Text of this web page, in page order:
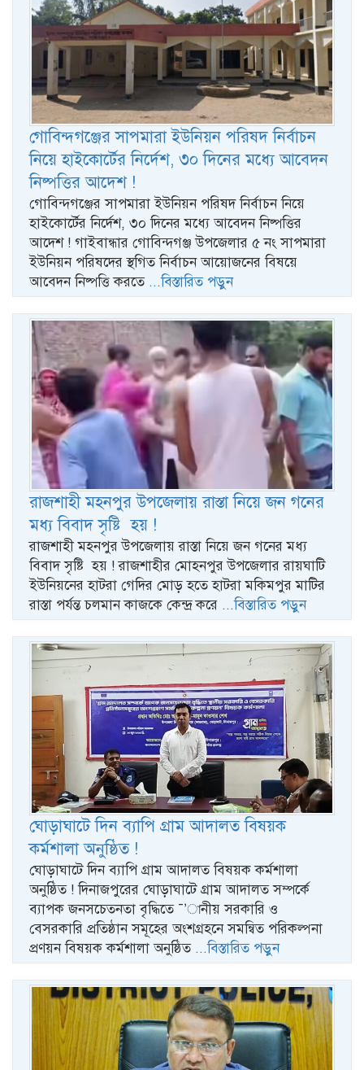
গোবিন্দগঞ্জের সাপমারা ইউনিয়ন পরিষদ নির্বাচন
নিয়ে হাইকোর্টের নির্দেশ, ৩০ দিনের মধ্যে আবেদন
নিষ্পত্তির আদেশ !
গোবিন্দগঞ্জের সাপমারা ইউনিয়ন পরিষদ নির্বাচন নিয়ে
হাইকোর্টের নির্দেশ, ৩০ দিনের মধ্যে আবেদন নিষ্পত্তির
আদেশ ! গাইবান্ধার গোবিন্দগঞ্জ উপজেলার ৫ নং সাপমারা
ইউনিয়ন পরিষদের স্থগিত নির্বাচন আয়োজনের বিষয়ে
আবেদন নিষ্পত্তি করতে ...বিস্তারিত পড়ুন
রাজশাহী মহনপুর উপজেলায় রাস্তা নিয়ে জন গনের
মধ্য বিবাদ সৃষ্টি হয় !
রাজশাহী মহনপুর উপজেলায় রাস্তা নিয়ে জন গনের মধ্য
বিবাদ সৃষ্টি হয় ! রাজশাহীর মোহনপুর উপজেলার রায়ঘাটি
ইউনিয়নের হাটরা গেদির মোড় হতে হাটরা মকিমপুর মাটির
রাস্তা পর্যন্ত চলমান কাজকে কেন্দ্র করে ...বিস্তারিত পড়ুন
ঘোড়াঘাটে দিন ব্যাপি গ্রাম আদালত বিষয়ক
কর্মশালা অনুষ্ঠিত !
ঘোড়াঘাটে দিন ব্যাপি গ্রাম আদালত বিষয়ক কর্মশালা
অনুষ্ঠিত ! দিনাজপুরের ঘোড়াঘাটে গ্রাম আদালত সম্পর্কে
ব্যাপক জনসচেতনতা বৃদ্ধিতে ¯’ানীয় সরকারি ও
বেসরকারি প্রতিষ্ঠান সমূহের অংশগ্রহনে সমন্বিত পরিকল্পনা
প্রণয়ন বিষয়ক কর্মশালা অনুষ্ঠিত ...বিস্তারিত পড়ুন